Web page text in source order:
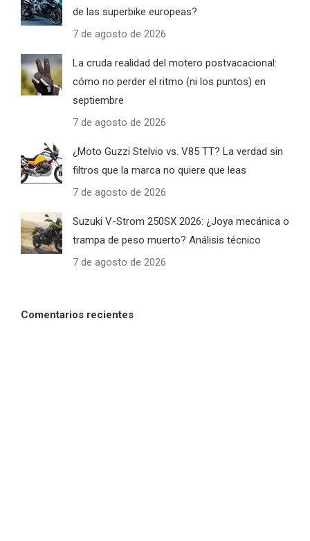
de las superbike europeas?
7 de agosto de 2026
La cruda realidad del motero postvacacional:
cómo no perder el ritmo (ni los puntos) en
septiembre
7 de agosto de 2026
¿Moto Guzzi Stelvio vs. V85 TT? La verdad sin
filtros que la marca no quiere que leas
7 de agosto de 2026
Suzuki V-Strom 250SX 2026: ¿Joya mecánica o
trampa de peso muerto? Análisis técnico
7 de agosto de 2026
Comentarios recientes